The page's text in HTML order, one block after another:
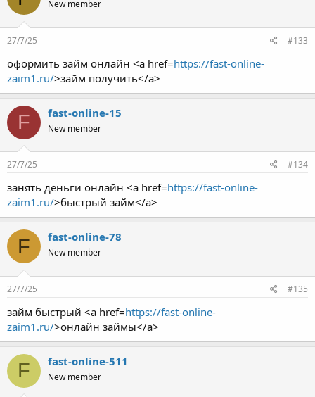
New member
27/7/25 #133
оформить займ онлайн <a href=https://fast-online-
zaim1.ru/>займ получить</a>
F fast-online-15
New member
27/7/25 #134
занять деньги онлайн <a href=https://fast-online-
zaim1.ru/>быстрый займ</a>
F fast-online-78
New member
27/7/25 #135
займ быстрый <a href=https://fast-online-
zaim1.ru/>онлайн займы</a>
F fast-online-511
New member